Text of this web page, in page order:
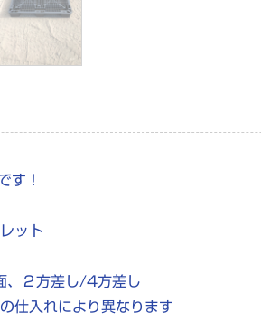
す！
ット
２方差し/4方差し
により異なります